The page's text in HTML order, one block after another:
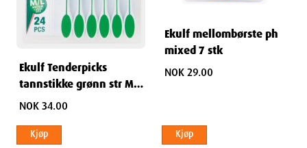
Ekulf Tenderpicks
tannstikke grønn str M/L
24 stk
NOK 34.00
Kjøp
Ekulf mellombørste ph
mixed 7 stk
NOK 29.00
Kjøp